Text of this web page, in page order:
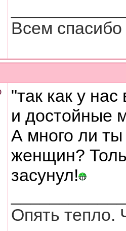
Всем
"так как у
и достойные
А много ли
женщин?
засунул!
Опять тепло.